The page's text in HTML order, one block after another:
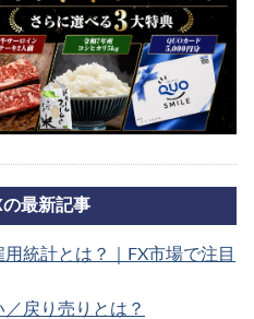
最新記事
用統計とは？｜FX市場で注目
戻り売りとは？